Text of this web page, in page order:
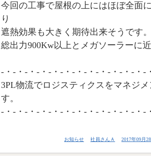
今回の工事で屋根の上にはほぼ全面
り
遮熱効果も大きく期待出来そうです
総出力900Kw以上とメガソーラーに
-・-・-・-・-・-・-・-・-・-・-・-・-
3PL物流でロジスティクスをマネジ
す。
-・-・-・-・-・-・-・-・-・-・-・-・-
お知らせ 社員さんＡ 2017年09月